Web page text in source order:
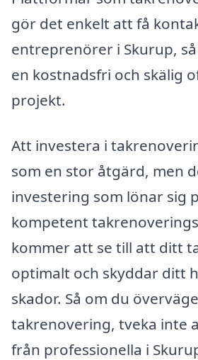
gör det enkelt att få
entreprenörer i Skurup,
en kostnadsfri och skälig
projekt.
Att investera i
som en stor åtgärd, men
investering som lönar sig
kompetent
kommer att se till att ditt
optimalt och skyddar ditt
skador. Så om du
takrenovering, tveka inte
från professionella i